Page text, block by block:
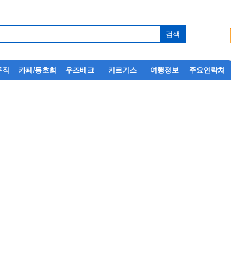
직 카페/동호회 우즈베크 키르기스 여행정보 주요연락처